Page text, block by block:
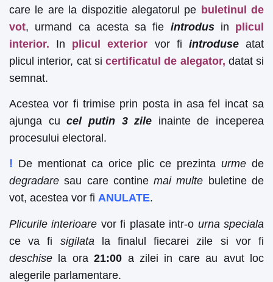
care le are la dispozitie alegatorul pe buletinul de
vot, urmand ca acesta sa fie introdus in plicul
interior. In plicul exterior vor fi introduse atat
plicul interior, cat si certificatul de alegator, datat si
semnat.
Acestea vor fi trimise prin posta in asa fel incat sa
ajunga cucel putin 3 zile inainte de inceperea
procesului electoral.
! De mentionat ca orice plic ce prezinta urme de
degradare sau care continemai multe buletine de
vot, acestea vor fi ANULATE.
Plicurile interioare vor fi plasate intr-o urna speciala
ce va fi sigilata la finalul fiecarei zile si vor fi
deschise la ora21:00 a zilei in care au avut loc
alegerile parlamentare.